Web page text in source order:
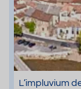
L’impluvium